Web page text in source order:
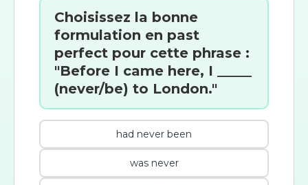
Choisissez la bonne
formulation en past
perfect pour cette phrase :
"Before I came here, I _____
(never/be) to London."
had never been
was never